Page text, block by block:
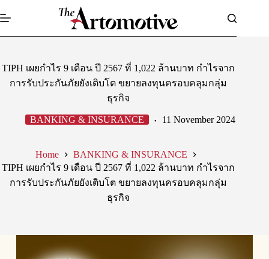
to
TIPH เผยกำไร 9 เดือน ปี 2567 ที่ 1,022 ล้านบาท กำไรจาก
การรับประกันภัยยังเติบโต ขยายลงทุนครอบคลุมกลุ่ม
ธุรกิจ
BANKING & INSURANCE 11 November 2024
Home
BANKING & INSURANCE
TIPH เผยกำไร 9 เดือน ปี 2567 ที่ 1,022 ล้านบาท กำไรจาก
การรับประกันภัยยังเติบโต ขยายลงทุนครอบคลุมกลุ่ม
ธุรกิจ